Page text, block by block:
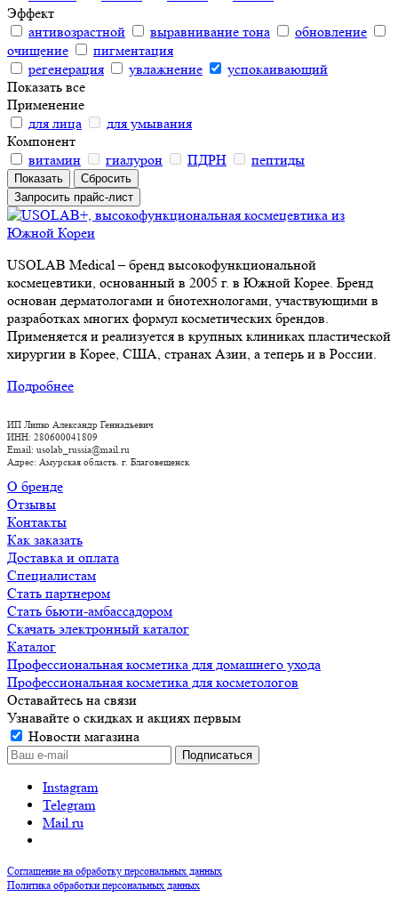
Эффект
антивозрастной
выравнивание тона
обновление
очищение
пигментация
регенерация
увлажнение
успокаивающий
Показать все
Применение
для лица
для умывания
Компонент
витамин
гиалурон ПДРН пептиды
Сбросить
Запросить прайс-лист
USOLAB Medical – бренд высокофункциональной
космецевтики, основанный в 2005 г. в Южной Корее. Бренд
основан дерматологами и биотехнологами, участвующими в
разработках многих формул косметических брендов.
Применяется и реализуется в крупных клиниках пластической
хирургии в Корее, США, странах Азии, а теперь и в России.
Подробнее
ИП Липко Александр Геннадьевич
ИНН: 280600041809
Email: usolab_russia@mail.ru
Адрес: Амурская область. г. Благовещенск
О бренде
Отзывы
Контакты
Как заказать
Доставка и оплата
Специалистам
Стать партнером
Стать бьюти-амбассадором
Скачать электронный каталог
Каталог
Профессиональная косметика для домашнего ухода
Профессиональная косметика для косметологов
Оставайтесь на связи
Узнавайте о скидках и акциях первым
Новости магазина
Instagram
Telegram
Mail.ru
Соглашение на обработку персональных данных
Политика обработки персональных данных